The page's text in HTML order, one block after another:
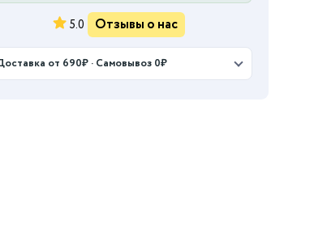
5.0 Отзывы о нас
от 690₽ · Самовывоз 0₽